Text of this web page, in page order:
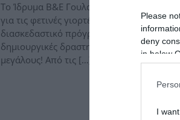
Please
deny
in below
I
Το Ίδρυμα Β&Ε Γουλανδρή έχει ετοιμάσει
για τις φετινές γιορτές ένα πλούσιο και
διασκεδαστικό πρόγραμμα με πολλές
δημιουργικές δραστηριότητες για μικρούς
μεγάλους! Από τις […]